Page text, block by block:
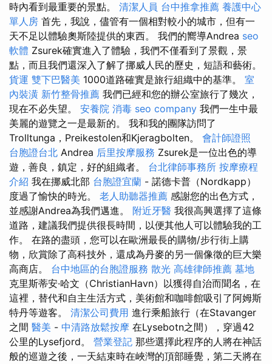
時內看到最重要的景點。 清潔人員 台中推拿推薦 養護中心
單人房 首先，我說，儘管有一個相對較小的城市，但有一
天不足以體驗奧斯陸提供的東西。 我們的嚮導Andrea seo
軟體 Zsurek確實進入了體驗，我們不僅看到了景觀，景
點，而且我們還深入了解了挪威人民的歷史，短語和藝術。
貨運 雙下巴醫美 1000道路確實是旅行組織中的基準。 室
內裝潢 新竹整骨推薦 我們已經和您的辦公室旅行了幾次，
現在不必失望。 安養院 消毒 seo company 我們一生中最
美麗的遊覽之一是最新的。 我和我的團隊訪問了
Trolltunga，Preikestolen和Kjeragbolten。 會計師證照
台胞證台北 Andrea 后里按摩服務 Zsurek是一位出色的導
遊，善良，鎮定，好的組織者。 台北律師事務所 按摩療程
介紹 我在挪威北部 台胞證宜蘭 - 諾德卡普（Nordkapp）
度過了愉快的時光。 老人助聽器推薦 感謝您的出色方式，
並感謝Andrea為我們邁進。 附近牙醫 我很高興選擇了這條
道路，建議我們提供很長時間，以便其他人可以體驗我的工
作。 在路的盡頭，您可以在歐洲最長的購物/步行街上購
物，欣賞除了高科技外，還成為丹麥的另一個像徵的巨大樂
高商店。 台中地區的台胞證服務 散光 高雄律師推薦 墓地
克里斯蒂安·哈文（ChristianHavn）以獲得自治而聞名，在
這裡，替代和自主生活方式，美術館和咖啡館吸引了阿姆斯
特丹等遊客。 清潔公司費用 進行乘船旅行（在Stavanger
之間 醫美 - 中清路放鬆按摩 在Lysebotn之間），穿過42
公里的Lysefjord。 營業登記 那些選擇此程序的人將在神話
般的巡遊之後，一天結束時在峽灣的頂部睡覺，第二天將在